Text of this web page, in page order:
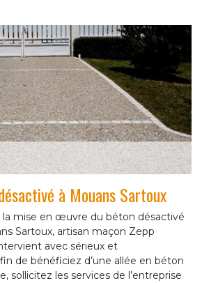
à Mouans Sartoux
la mise en œuvre du béton désactivé
Sartoux, artisan maçon Zepp
avec sérieux et
de bénéficiez d’une allée en béton
sollicitez les services de l’entreprise